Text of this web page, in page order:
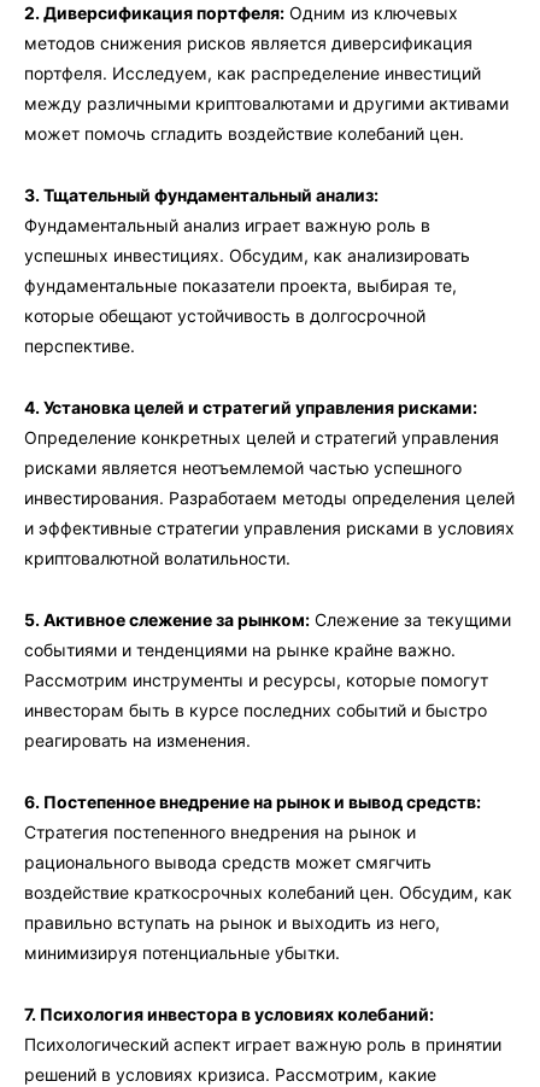
2. Диверсификация портфеля: Одним из ключевых
методов снижения рисков является диверсификация
портфеля. Исследуем, как распределение инвестиций
между различными криптовалютами и другими активами
может помочь сгладить воздействие колебаний цен.
3. Тщательный фундаментальный анализ:
Фундаментальный анализ играет важную роль в
успешных инвестициях. Обсудим, как анализировать
фундаментальные показатели проекта, выбирая те,
которые обещают устойчивость в долгосрочной
перспективе.
4. Установка целей и стратегий управления рисками:
Определение конкретных целей и стратегий управления
рисками является неотъемлемой частью успешного
инвестирования. Разработаем методы определения целей
и эффективные стратегии управления рисками в условиях
криптовалютной волатильности.
5. Активное слежение за рынком: Слежение за текущими
событиями и тенденциями на рынке крайне важно.
Рассмотрим инструменты и ресурсы, которые помогут
инвесторам быть в курсе последних событий и быстро
реагировать на изменения.
6. Постепенное внедрение на рынок и вывод средств:
Стратегия постепенного внедрения на рынок и
рационального вывода средств может смягчить
воздействие краткосрочных колебаний цен. Обсудим, как
правильно вступать на рынок и выходить из него,
минимизируя потенциальные убытки.
7. Психология инвестора в условиях колебаний:
Психологический аспект играет важную роль в принятии
решений в условиях кризиса. Рассмотрим, какие